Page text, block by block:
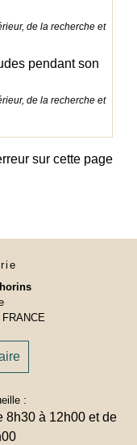
de la recherche et
pendant son
de la recherche et
sur cette page
:
8h30 à 12h00 et de